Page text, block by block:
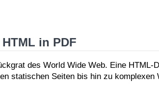
in PDF
des World Wide Web. Eine
statischen Seiten bis hin zu